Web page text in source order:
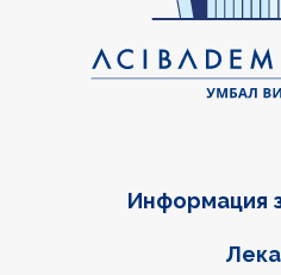
Фуутер навигация
Информация